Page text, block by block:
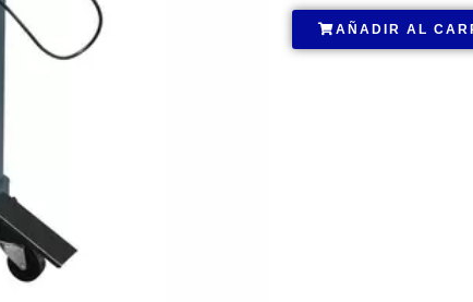
AÑADIR AL